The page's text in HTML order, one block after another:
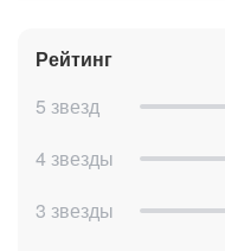
Первичные продажи
Повторные продажи
ВОРОНКА
Рейтинг
5 звезд
4 звезды
3 звезды